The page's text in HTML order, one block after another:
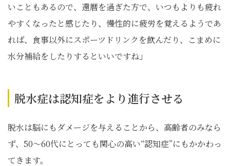
いこともあるので、還暦を過ぎた方で、いつもよりも疲れ
やすくなったと感じたり、慢性的に疲労を覚えるようであ
れば、食事以外にスポーツドリンクを飲んだり、こまめに
水分補給をしたりするといいですね」
脱水症は認知症をより進行させる
脱水は脳にもダメージを与えることから、高齢者のみなら
ず、50～60代にとっても関心の高い“認知症”にもかかわっ
てきます。